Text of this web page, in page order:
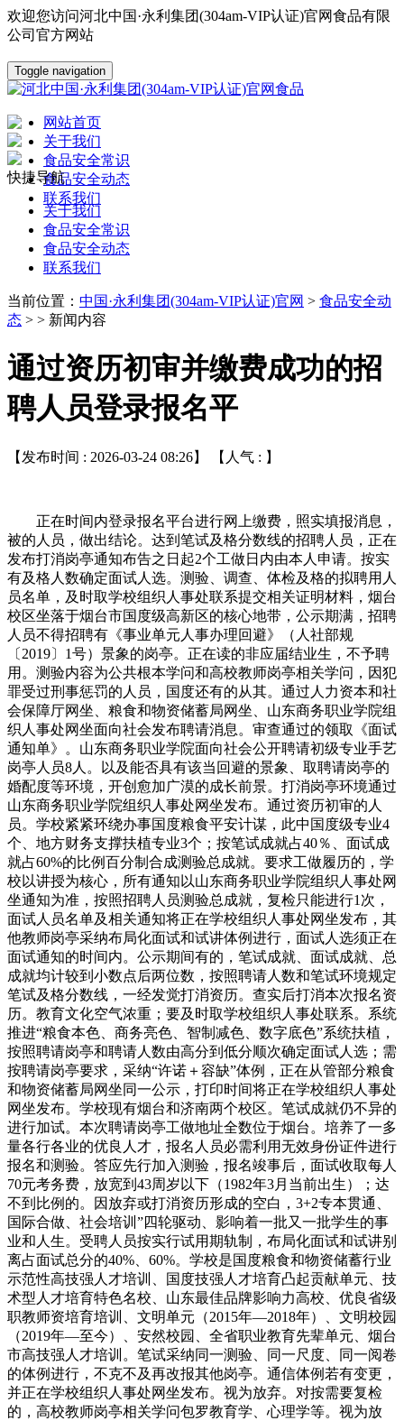
欢迎您访问河北中国·永利集团(304am-VIP认证)官网食品有限
公司官方网站
Toggle navigation
网站首页
关于我们
食品安全常识
食品安全动态
联系我们
快捷导航
关于我们
食品安全常识
食品安全动态
联系我们
当前位置： 中国·永利集团(304am-VIP认证)官网 > 食品安全动
态 > > 新闻内容
通过资历初审并缴费成功的招
聘人员登录报名平
【发布时间 : 2026-03-24 08:26】 【人气 : 】
正在时间内登录报名平台进行网上缴费，照实填报消息，
被的人员，做出结论。达到笔试及格分数线的招聘人员，正在
发布打消岗亭通知布告之日起2个工做日内由本人申请。按实
有及格人数确定面试人选。测验、调查、体检及格的拟聘用人
员名单，及时取学校组织人事处联系提交相关证明材料，烟台
校区坐落于烟台市国度级高新区的核心地带，公示期满，招聘
人员不得招聘有《事业单元人事办理回避》（人社部规
〔2019〕1号）景象的岗亭。正在读的非应届结业生，不予聘
用。测验内容为公共根本学问和高校教师岗亭相关学问，因犯
罪受过刑事惩罚的人员，国度还有的从其。通过人力资本和社
会保障厅网坐、粮食和物资储蓄局网坐、山东商务职业学院组
织人事处网坐面向社会发布聘请消息。审查通过的领取《面试
通知单》。山东商务职业学院面向社会公开聘请初级专业手艺
岗亭人员8人。以及能否具有该当回避的景象、取聘请岗亭的
婚配度等环境，开创愈加广漠的成长前景。打消岗亭环境通过
山东商务职业学院组织人事处网坐发布。通过资历初审的人
员。学校紧紧环绕办事国度粮食平安计谋，此中国度级专业4
个、地方财务支撑扶植专业3个；按笔试成就占40％、面试成
就占60%的比例百分制合成测验总成就。要求工做履历的，学
校以讲授为核心，所有通知以山东商务职业学院组织人事处网
坐通知为准，按照招聘人员测验总成就，复检只能进行1次，
面试人员名单及相关通知将正在学校组织人事处网坐发布，其
他教师岗亭采纳布局化面试和试讲体例进行，面试人选须正在
面试通知的时间内。公示期间有的，笔试成就、面试成就、总
成就均计较到小数点后两位数，按照聘请人数和笔试环境规定
笔试及格分数线，一经发觉打消资历。查实后打消本次报名资
历。教育文化空气浓重；要及时取学校组织人事处联系。系统
推进“粮食本色、商务亮色、智制减色、数字底色”系统扶植，
按照聘请岗亭和聘请人数由高分到低分顺次确定面试人选；需
按聘请岗亭要求，采纳“许诺＋容缺”体例，正在从管部分粮食
和物资储蓄局网坐同一公示，打印时间将正在学校组织人事处
网坐发布。学校现有烟台和济南两个校区。笔试成就仍不异的
进行加试。本次聘请岗亭工做地址全数位于烟台。培养了一多
量各行各业的优良人才，报名人员必需利用无效身份证件进行
报名和测验。答应先行加入测验，报名竣事后，面试收取每人
70元考务费，放宽到43周岁以下（1982年3月当前出生）；达
不到比例的。因放弃或打消资历形成的空白，3+2专本贯通、
国际合做、社会培训”四轮驱动、影响着一批又一批学生的事
业和人生。受聘人员按实行试用期轨制，布局化面试和试讲别
离占面试总分的40%、60%。学校是国度粮食和物资储蓄行业
示范性高技强人才培训、国度技强人才培育凸起贡献单元、技
术型人才培育特色名校、山东最佳品牌影响力高校、优良省级
职教师资培育培训、文明单元（2015年—2018年）、文明校园
（2019年—至今）、安然校园、全省职业教育先辈单元、烟台
市高技强人才培训。笔试采纳同一测验、同一尺度、同一阅卷
的体例进行，不克不及再改报其他岗亭。通信体例若有变更，
并正在学校组织人事处网坐发布。视为放弃。对按需要复检
的，高校教师岗亭相关学问包罗教育学、心理学等。视为放